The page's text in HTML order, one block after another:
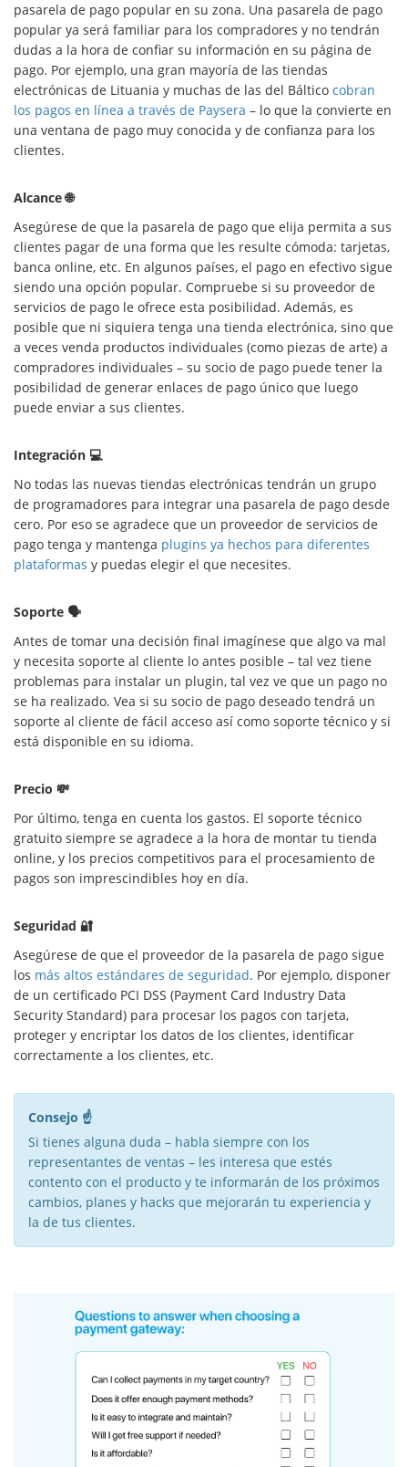
pasarela de pago popular en su zona. Una pasarela de pago
popular ya será familiar para los compradores y no tendrán
dudas a la hora de confiar su información en su página de
pago. Por ejemplo, una gran mayoría de las tiendas
electrónicas de Lituania y muchas de las del Báltico cobran
los pagos en línea a través de Paysera – lo que la convierte en
una ventana de pago muy conocida y de confianza para los
clientes.
Alcance 🌐
Asegúrese de que la pasarela de pago que elija permita a sus
clientes pagar de una forma que les resulte cómoda: tarjetas,
banca online, etc. En algunos países, el pago en efectivo sigue
siendo una opción popular. Compruebe si su proveedor de
servicios de pago le ofrece esta posibilidad. Además, es
posible que ni siquiera tenga una tienda electrónica, sino que
a veces venda productos individuales (como piezas de arte) a
compradores individuales – su socio de pago puede tener la
posibilidad de generar enlaces de pago único que luego
puede enviar a sus clientes.
Integración 💻
No todas las nuevas tiendas electrónicas tendrán un grupo
de programadores para integrar una pasarela de pago desde
cero. Por eso se agradece que un proveedor de servicios de
pago tenga y mantenga plugins ya hechos para diferentes
plataformas y puedas elegir el que necesites.
Soporte 🗣
Antes de tomar una decisión final imagínese que algo va mal
y necesita soporte al cliente lo antes posible – tal vez tiene
problemas para instalar un plugin, tal vez ve que un pago no
se ha realizado. Vea si su socio de pago deseado tendrá un
soporte al cliente de fácil acceso así como soporte técnico y si
está disponible en su idioma.
Precio 💸
Por último, tenga en cuenta los gastos. El soporte técnico
gratuito siempre se agradece a la hora de montar tu tienda
online, y los precios competitivos para el procesamiento de
pagos son imprescindibles hoy en día.
Seguridad 🔐
Asegúrese de que el proveedor de la pasarela de pago sigue
los más altos estándares de seguridad. Por ejemplo, disponer
de un certificado PCI DSS (Payment Card Industry Data
Security Standard) para procesar los pagos con tarjeta,
proteger y encriptar los datos de los clientes, identificar
correctamente a los clientes, etc.
Consejo ☝️
Si tienes alguna duda – habla siempre con los
representantes de ventas – les interesa que estés
contento con el producto y te informarán de los próximos
cambios, planes y hacks que mejorarán tu experiencia y
la de tus clientes.